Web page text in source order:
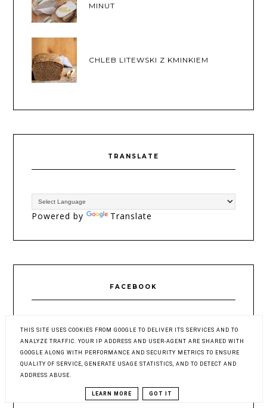
MINUT
CHLEB LITEWSKI Z KMINKIEM
TRANSLATE
Powered by Translate
FACEBOOK
KATEGORIE
THIS SITE USES COOKIES FROM GOOGLE TO DELIVER ITS SERVICES AND TO
ANALYZE TRAFFIC. YOUR IP ADDRESS AND USER-AGENT ARE SHARED WITH
GOOGLE ALONG WITH PERFORMANCE AND SECURITY METRICS TO ENSURE
QUALITY OF SERVICE, GENERATE USAGE STATISTICS, AND TO DETECT AND
ADDRESS ABUSE.
LEARN MORE GOT IT